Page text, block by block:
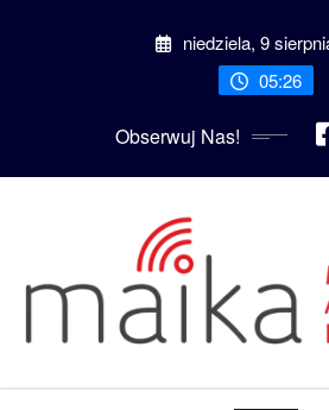
niedziela, 9
05:26
Obserwuj Nas!